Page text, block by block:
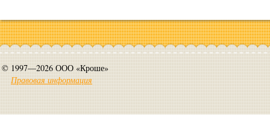
© 1997—2026 ООО «Кроше»
Правовая информация